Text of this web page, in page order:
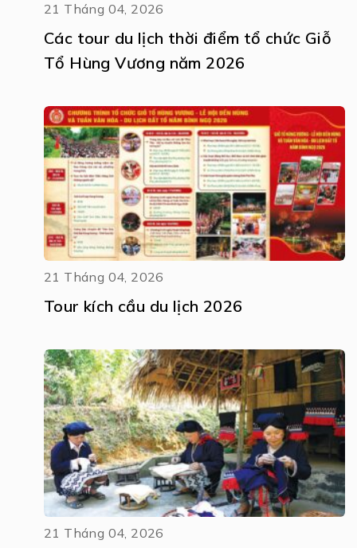
21 Tháng 04, 2026
Các tour du lịch thời điểm tổ chức Giỗ
Tổ Hùng Vương năm 2026
21 Tháng 04, 2026
Tour kích cầu du lịch 2026
21 Tháng 04, 2026